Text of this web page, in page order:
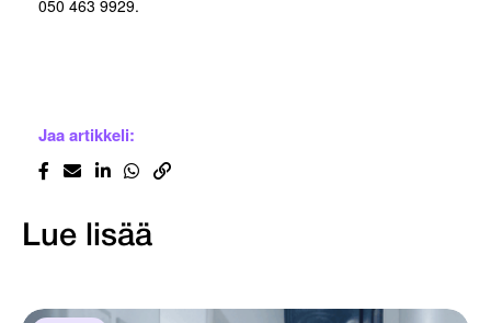
050 463 9929.
Jaa artikkeli:
Lue lisää